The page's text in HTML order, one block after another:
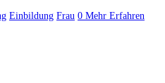
Einbildung Frau 0 Mehr Erfahren